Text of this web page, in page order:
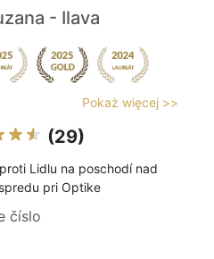
- Ilava
Pokaż więcej >>
(29)
Lidlu na poschodí nad
pri Optike
číslo